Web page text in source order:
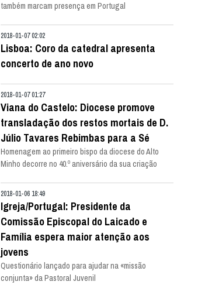
também marcam presença em Portugal
2018-01-07 02:02
Lisboa: Coro da catedral apresenta
concerto de ano novo
2018-01-07 01:27
Viana do Castelo: Diocese promove
transladação dos restos mortais de D.
Júlio Tavares Rebimbas para a Sé
Homenagem ao primeiro bispo da diocese do Alto
Minho decorre no 40.º aniversário da sua criação
2018-01-06 18:49
Igreja/Portugal: Presidente da
Comissão Episcopal do Laicado e
Família espera maior atenção aos
jovens
Questionário lançado para ajudar na «missão
conjunta» da Pastoral Juvenil